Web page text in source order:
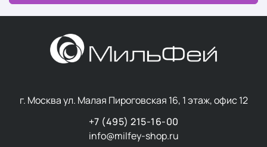
г. Москва ул. Малая Пироговская 16, 1 этаж, офис 12
+7 (495) 215-16-00
info@milfey-shop.ru